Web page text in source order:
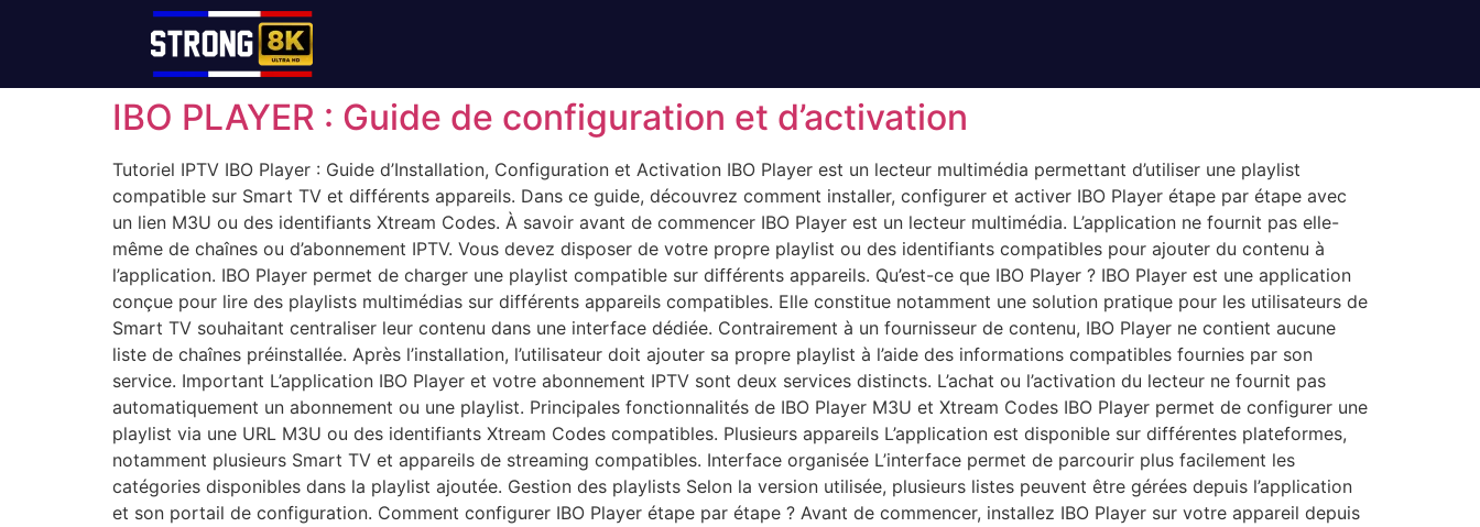
IBO PLAYER : Guide de configuration et d’activation
Tutoriel IPTV IBO Player : Guide d’Installation, Configuration et Activation IBO Player est un lecteur multimédia permettant d’utiliser une playlist
compatible sur Smart TV et différents appareils. Dans ce guide, découvrez comment installer, configurer et activer IBO Player étape par étape avec
un lien M3U ou des identifiants Xtream Codes. À savoir avant de commencer IBO Player est un lecteur multimédia. L’application ne fournit pas elle-
même de chaînes ou d’abonnement IPTV. Vous devez disposer de votre propre playlist ou des identifiants compatibles pour ajouter du contenu à
l’application. IBO Player permet de charger une playlist compatible sur différents appareils. Qu’est-ce que IBO Player ? IBO Player est une application
conçue pour lire des playlists multimédias sur différents appareils compatibles. Elle constitue notamment une solution pratique pour les utilisateurs de
Smart TV souhaitant centraliser leur contenu dans une interface dédiée. Contrairement à un fournisseur de contenu, IBO Player ne contient aucune
liste de chaînes préinstallée. Après l’installation, l’utilisateur doit ajouter sa propre playlist à l’aide des informations compatibles fournies par son
service. Important L’application IBO Player et votre abonnement IPTV sont deux services distincts. L’achat ou l’activation du lecteur ne fournit pas
automatiquement un abonnement ou une playlist. Principales fonctionnalités de IBO Player M3U et Xtream Codes IBO Player permet de configurer une
playlist via une URL M3U ou des identifiants Xtream Codes compatibles. Plusieurs appareils L’application est disponible sur différentes plateformes,
notamment plusieurs Smart TV et appareils de streaming compatibles. Interface organisée L’interface permet de parcourir plus facilement les
catégories disponibles dans la playlist ajoutée. Gestion des playlists Selon la version utilisée, plusieurs listes peuvent être gérées depuis l’application
et son portail de configuration. Comment configurer IBO Player étape par étape ? Avant de commencer, installez IBO Player sur votre appareil depuis